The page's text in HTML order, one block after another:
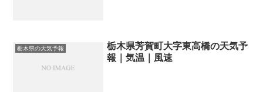
栃木県の天気予報
栃木県芳賀町大字東高橋の天気予
報｜気温｜風速